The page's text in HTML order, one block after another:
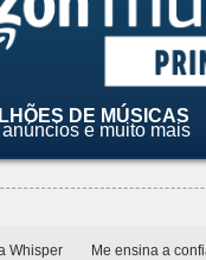
DE MÚSICAS
e muito mais
Whisper Me ensina a